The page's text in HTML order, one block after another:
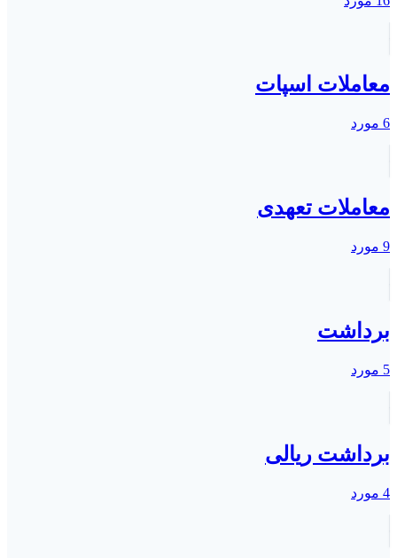
معاملات اسپات
6 مورد
معاملات تعهدی
9 مورد
برداشت
5 مورد
برداشت ریالی
4 مورد